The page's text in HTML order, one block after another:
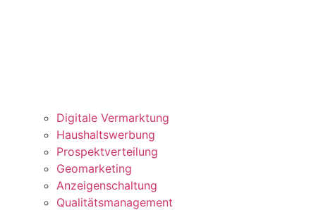
Digitale Vermarktung
Haushaltswerbung
Prospektverteilung
Geomarketing
Anzeigenschaltung
Qualitätsmanagement